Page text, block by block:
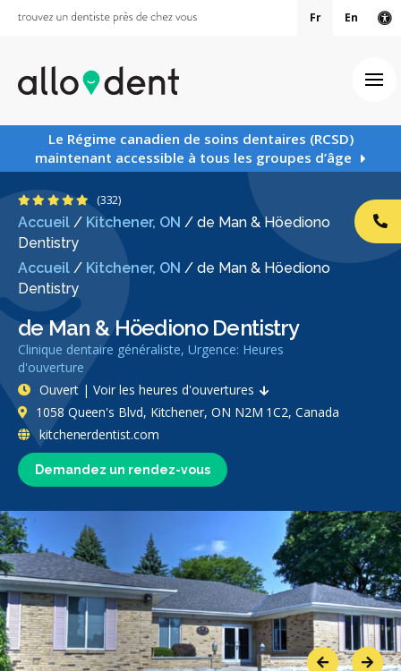
Fr En
Le Régime canadien de soins dentaires (RCSD)
maintenant accessible à tous les groupes d’âge
Accueil / Kitchener, ON / de Man & Höediono
Dentistry
Accueil / Kitchener, ON / de Man & Höediono
Dentistry
de Man & Höediono Dentistry
Clinique dentaire généraliste, Urgence: Heures
d'ouverture
4.8 étoiles
(332)
Demandez un rendez-vous
Ouvert | Voir les heures d'ouvertures
1058 Queen's Blvd, Kitchener, ON N2M 1C2, Canada
kitchenerdentist.com